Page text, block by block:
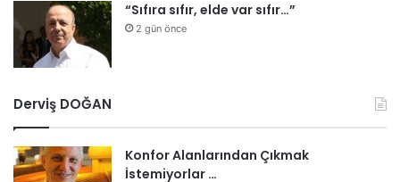
“Sıfıra sıfır, elde var sıfır…”
2 gün önce
Derviş DOĞAN
Konfor Alanlarından Çıkmak
İstemiyorlar …